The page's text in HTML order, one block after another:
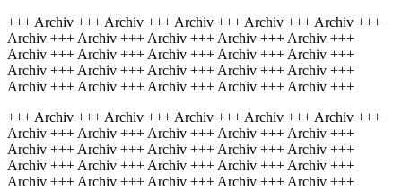
+++ Archiv +++ Archiv +++ Archiv +++ Archiv +++ Archiv +++
Archiv +++ Archiv +++ Archiv +++ Archiv +++ Archiv +++
Archiv +++ Archiv +++ Archiv +++ Archiv +++ Archiv +++
Archiv +++ Archiv +++ Archiv +++ Archiv +++ Archiv +++
Archiv +++ Archiv +++ Archiv +++ Archiv +++ Archiv +++
+++ Archiv +++ Archiv +++ Archiv +++ Archiv +++ Archiv +++
Archiv +++ Archiv +++ Archiv +++ Archiv +++ Archiv +++
Archiv +++ Archiv +++ Archiv +++ Archiv +++ Archiv +++
Archiv +++ Archiv +++ Archiv +++ Archiv +++ Archiv +++
Archiv +++ Archiv +++ Archiv +++ Archiv +++ Archiv +++